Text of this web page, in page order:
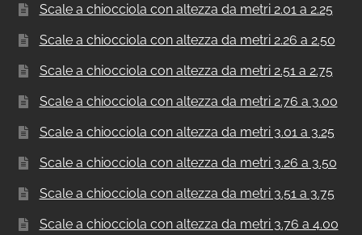
Scale a chiocciola con altezza da metri 2.01 a 2.25
Scale a chiocciola con altezza da metri 2.26 a 2.50
Scale a chiocciola con altezza da metri 2.51 a 2.75
Scale a chiocciola con altezza da metri 2.76 a 3.00
Scale a chiocciola con altezza da metri 3.01 a 3.25
Scale a chiocciola con altezza da metri 3.26 a 3.50
Scale a chiocciola con altezza da metri 3.51 a 3.75
Scale a chiocciola con altezza da metri 3.76 a 4.00